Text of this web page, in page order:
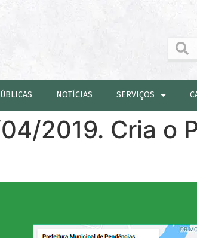
NOTÍCIAS SERVIÇOS
2019. Cria o